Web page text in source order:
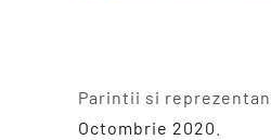
Parintii si
Octombrie 2020